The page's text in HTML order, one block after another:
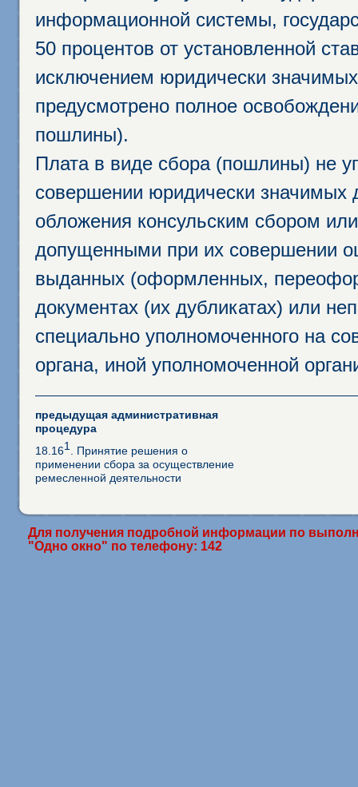
информационной системы,
50 процентов от установленной
исключением юридически
предусмотрено полное
пошлины).
Плата в виде сбора (пошлины) не
совершении юридически
обложения консульским сбором
допущенными при их совершении
выданных (оформленных,
документах (их дубликатах) или
специально уполномоченного на
органа, иной уполномоченной
предыдущая административная
процедура
18.161
. Принятие решения о
применении сбора за осуществление
ремесленной деятельности
Для получения подробной информации по
"Одно окно" по телефону: 142